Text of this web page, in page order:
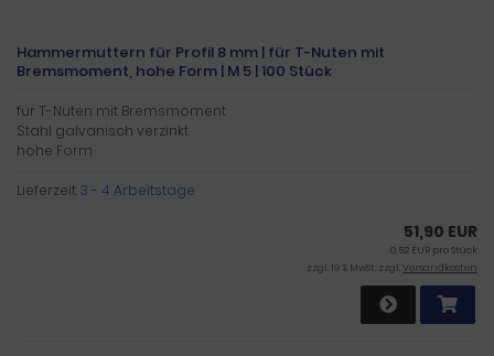
Hammermuttern für Profil 8 mm | für T-Nuten mit
Bremsmoment, hohe Form | M 5 | 100 Stück
für T-Nuten mit Bremsmoment
Stahl galvanisch verzinkt
hohe Form
Lieferzeit:3 - 4 Arbeitstage
51,90 EUR
0,52 EUR pro Stück
zzgl. 19 % MwSt. zzgl.Versandkosten